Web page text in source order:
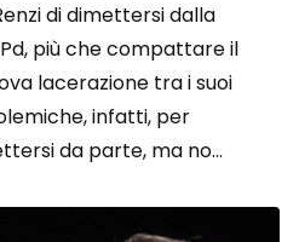
di dimettersi dalla
più che compattare il
lacerazione tra i suoi
infatti, per
da parte, ma no...